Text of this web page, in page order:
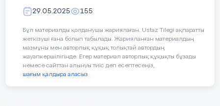
Сабақтың мақсаты:
,
29.05.2025 155
Бұл материалды қолданушы жариялаған. Ustaz Tilegi ақпаратты
жеткізуші ғана болып табылады. Жарияланған материалдың
мазмұны мен авторлық құқық толықтай автордың
жауапкершілігінде. Егер материал авторлық құқықты бұзады
немесе сайттан алынуы тиіс деп есептесеңіз,
шағым қалдыра аласыз